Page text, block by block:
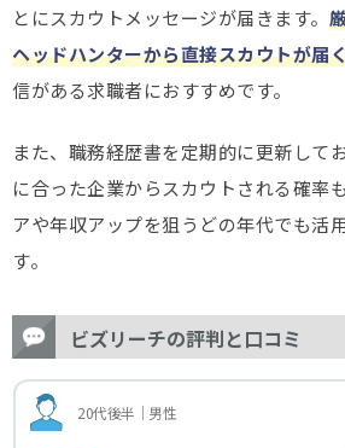
とにスカウトメッセージが届きます。
ヘッドハンターから直接スカウトが届
信がある求職者におすすめです。
また、職務経歴書を定期的に更新して
に合った企業からスカウトされる確率
アや年収アップを狙うどの年代でも活
す。
ビズリーチの評判と口コミ
20代後半｜男性